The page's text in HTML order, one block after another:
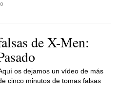
de X-Men:
os dejamos un vídeo de más
cinco minutos de tomas falsas